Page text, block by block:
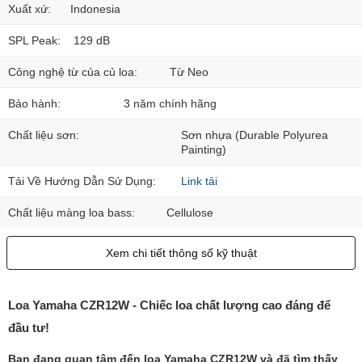
Xuất xứ: Indonesia
SPL Peak: 129 dB
Công nghệ từ của củ loa: Từ Neo
Bảo hành: 3 năm chính hãng
Chất liệu sơn:
Sơn nhựa (Durable Polyurea
Painting)
Tải Về Hướng Dẫn Sử Dụng: Link tải
Chất liệu màng loa bass: Cellulose
Xem chi tiết thông số kỹ thuật
Loa Yamaha CZR12W - Chiếc loa chất lượng cao đáng để
đầu tư!
Bạn đang quan tâm đến loa Yamaha CZR12W và đã tìm thấy